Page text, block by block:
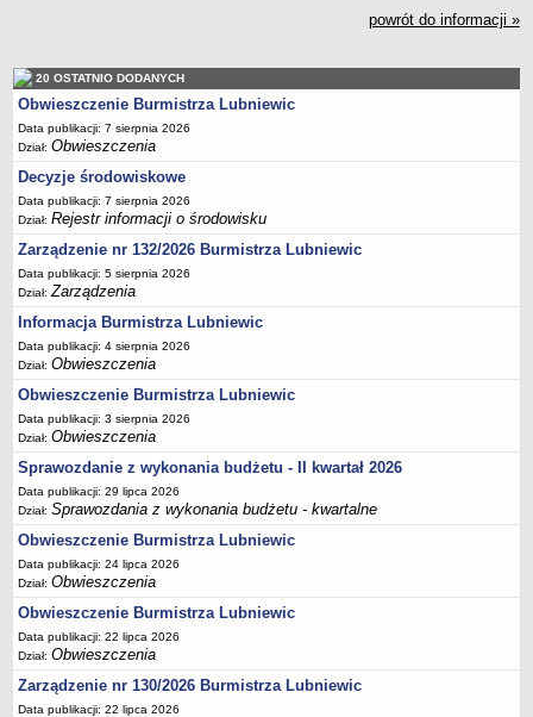
Rozkłady jazdy autobusów
Wodociągi - ocena jakości wody
KONKURSY
Ogłoszenia o konkursach
Dane adresowe
Burmistrz Lubniewic
Zastępca Burmistrza Lubniewic
Sekretarz Gminy
Skarbnik Gminy
Informacja turystyczna
Regulamin i schemat organizacyjny
Przewodnik po urzędzie
Kodeks etyczny
Oświadczenia majątkowe
Raporty
Dyżury Przewodniczącego Rady Miejskiej
Transmisja z obrad sesji
Zadania i uprawnienia
Skład Rady Miejskiej
Plan pracy Rady Miejskiej
powrót do informacji »
20 OSTATNIO DODANYCH
Obwieszczenie Burmistrza Lubniewic
Data publikacji: 7 sierpnia 2026
Dział:Obwieszczenia
Decyzje środowiskowe
Data publikacji: 7 sierpnia 2026
Dział:Rejestr informacji o środowisku
Zarządzenie nr 132/2026 Burmistrza Lubniewic
Data publikacji: 5 sierpnia 2026
Dział:Zarządzenia
Informacja Burmistrza Lubniewic
Data publikacji: 4 sierpnia 2026
Dział:Obwieszczenia
Obwieszczenie Burmistrza Lubniewic
Data publikacji: 3 sierpnia 2026
Dział:Obwieszczenia
Sprawozdanie z wykonania budżetu - II kwartał 2026
Data publikacji: 29 lipca 2026
Dział:Sprawozdania z wykonania budżetu - kwartalne
Obwieszczenie Burmistrza Lubniewic
Data publikacji: 24 lipca 2026
Dział:Obwieszczenia
Obwieszczenie Burmistrza Lubniewic
Data publikacji: 22 lipca 2026
Dział:Obwieszczenia
Zarządzenie nr 130/2026 Burmistrza Lubniewic
Data publikacji: 22 lipca 2026